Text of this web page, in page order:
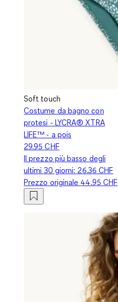
Soft touch
Costume da bagno con
protesi - LYCRA® XTRA
LIFE™ - a pois
29.95 CHF
Il prezzo più basso degli
ultimi 30 giorni: 26.36 CHF
Prezzo originale 44.95 CHF